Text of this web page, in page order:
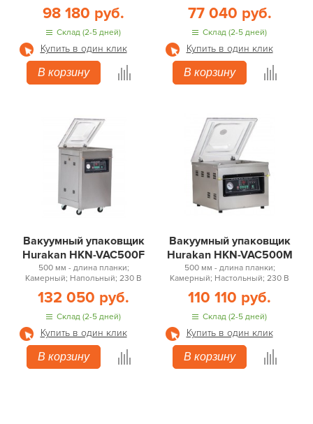
98 180 руб.
Склад (2-5 дней)
Купить в один клик
В корзину
77 040 руб.
Склад (2-5 дней)
Купить в один клик
В корзину
Вакуумный упаковщик
Hurakan HKN-VAC500F
500 мм - длина планки;
Камерный; Напольный; 230 В
132 050 руб.
Склад (2-5 дней)
Купить в один клик
В корзину
Вакуумный упаковщик
Hurakan HKN-VAC500M
500 мм - длина планки;
Камерный; Настольный; 230 В
110 110 руб.
Склад (2-5 дней)
Купить в один клик
В корзину